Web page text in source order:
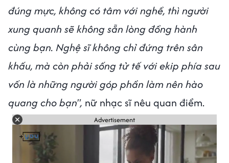
đúng mực, không có tâm với nghề, thì người
xung quanh sẽ không sẵn lòng đồng hành
cùng bạn. Nghệ sĩ không chỉ đứng trên sân
khấu, mà còn phải sống tử tế với ekip phía sau
vốn là những người góp phần làm nên hào
quang cho bạn", nữ nhạc sĩ nêu quan điểm.
Advertisement